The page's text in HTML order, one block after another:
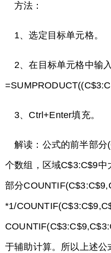
方法：
1、选定目标单元格。
2、在目标单元格中输
3、Ctrl+Enter填充。
解读：公式的前半部
个数组，区域C$3:C$9
部分
*1/
于辅助计算。所以上述公